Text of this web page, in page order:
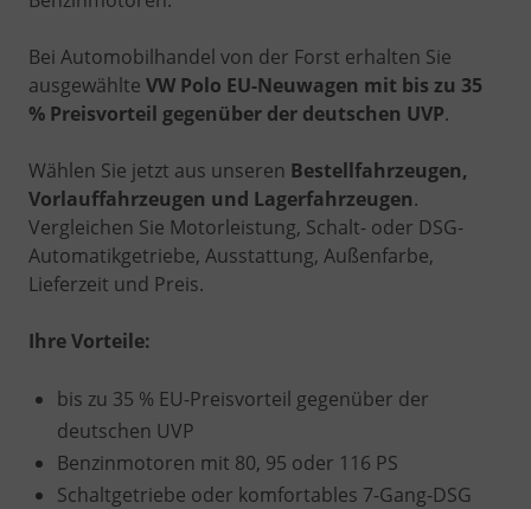
Bei Automobilhandel von der Forst erhalten Sie
ausgewählte VW Polo EU-Neuwagen mit bis zu 35
% Preisvorteil gegenüber der deutschen UVP.
Wählen Sie jetzt aus unseren Bestellfahrzeugen,
Vorlauffahrzeugen und Lagerfahrzeugen.
Vergleichen Sie Motorleistung, Schalt- oder DSG-
Automatikgetriebe, Ausstattung, Außenfarbe,
Lieferzeit und Preis.
Ihre Vorteile:
bis zu 35 % EU-Preisvorteil gegenüber der
deutschen UVP
Benzinmotoren mit 80, 95 oder 116 PS
Schaltgetriebe oder komfortables 7-Gang-DSG